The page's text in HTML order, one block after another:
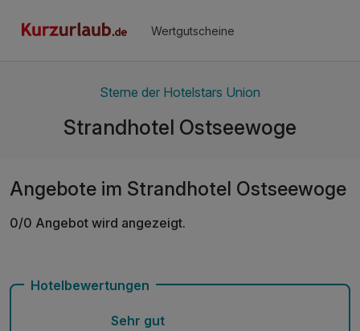
Wertgutscheine
Sterne der Hotelstars Union
Strandhotel Ostseewoge
Angebote im Strandhotel Ostseewoge
0/0 Angebot wird angezeigt.
Hotelbewertungen
Sehr gut